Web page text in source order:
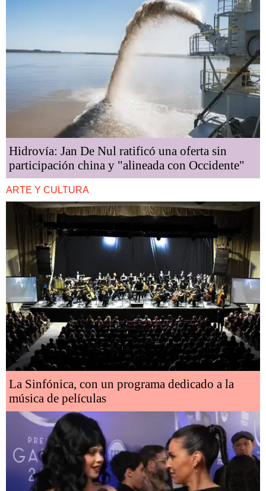
Hidrovía: Jan De Nul ratificó una oferta sin
participación china y "alineada con Occidente"
ARTE Y CULTURA
La Sinfónica, con un programa dedicado a la
música de películas